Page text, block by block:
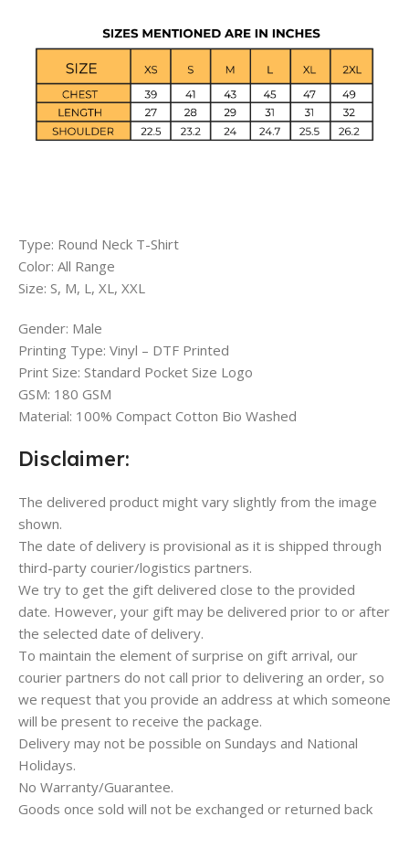
Type: Round Neck T-Shirt
Color: All Range
Size: S, M, L, XL, XXL
Gender: Male
Printing Type: Vinyl – DTF Printed
Print Size: Standard Pocket Size Logo
GSM: 180 GSM
Material: 100% Compact Cotton Bio Washed
Disclaimer:
The delivered product might vary slightly from the image
shown.
The date of delivery is provisional as it is shipped through
third-party courier/logistics partners.
We try to get the gift delivered close to the provided
date. However, your gift may be delivered prior to or after
the selected date of delivery.
To maintain the element of surprise on gift arrival, our
courier partners do not call prior to delivering an order, so
we request that you provide an address at which someone
will be present to receive the package.
Delivery may not be possible on Sundays and National
Holidays.
No Warranty/Guarantee.
Goods once sold will not be exchanged or returned back